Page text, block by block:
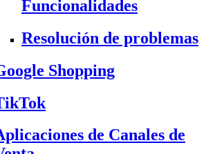
Funcionalidades
Resolución de problemas
Shopping
de Canales de